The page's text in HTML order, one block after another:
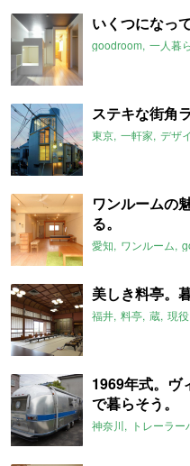
いくつになっ
goodroom 一人暮
ステキな街角
東京 一軒家 デザ
ワンルームの
る。
愛知 ワンルーム
美しき料亭。
福井 料亭 蔵 現役
1969年式。ヴ
で暮らそう。
神奈川 トレーラー